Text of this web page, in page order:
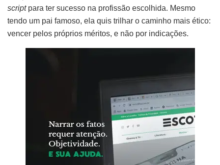
scriptpara ter sucesso na profissão escolhida. Mesmo
tendo um pai famoso, ela quis trilhar o caminho mais ético:
vencer pelos próprios méritos, e não por indicações.